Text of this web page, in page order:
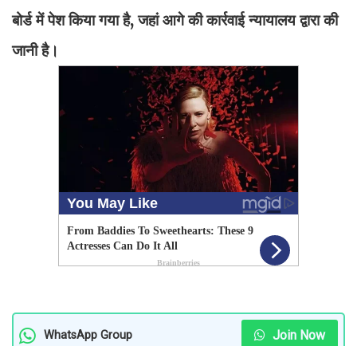
बोर्ड में पेश किया गया है, जहां आगे की कार्रवाई न्यायालय द्वारा की
जानी है।
WhatsApp Group Join Now